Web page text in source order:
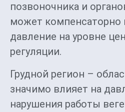
позвоночника и
может компенсаторно
давление на уровне
регуляции.
Грудной регион –
значимо влияет на
нарушения работы